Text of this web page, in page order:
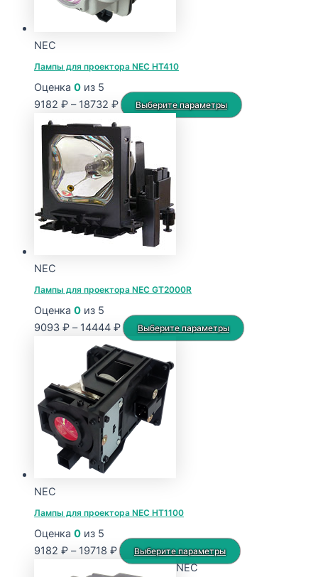
NEC
Лампы для проектора NEC HT410
Оценка 0 из 5
9182 ₽ – 18732 ₽Диапазон
9182 ₽
18732 ₽
Выберите параметры
Этот
NEC
Лампы для проектора NEC GT2000R
Оценка 0 из 5
9093 ₽ – 14444 ₽Диапазон
цен:
9093 ₽
–
14444 ₽
Выберите параметры
Этот
NEC
Лампы для проектора NEC HT1100
Оценка 0 из 5
9182 ₽ – 19718 ₽Диапазон
цен:
Выберите параметры
Этот
NEC